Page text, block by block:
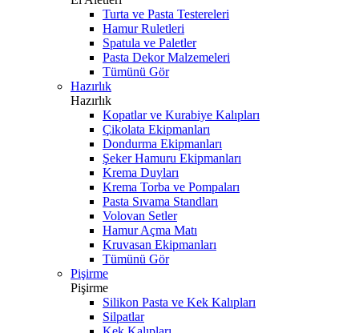
Turta ve Pasta Testereleri
Hamur Ruletleri
Spatula ve Paletler
Pasta Dekor Malzemeleri
Tümünü Gör
Hazırlık
Hazırlık
Kopatlar ve Kurabiye Kalıpları
Çikolata Ekipmanları
Dondurma Ekipmanları
Şeker Hamuru Ekipmanları
Krema Duyları
Krema Torba ve Pompaları
Pasta Sıvama Standları
Volovan Setler
Hamur Açma Matı
Kruvasan Ekipmanları
Tümünü Gör
Pişirme
Pişirme
Silikon Pasta ve Kek Kalıpları
Silpatlar